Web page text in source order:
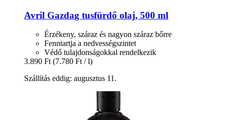
Avril Gazdag tusfürdő olaj, 500 ml
Érzékeny, száraz és nagyon száraz bőrre
Fenntartja a nedvességszintet
Védő tulajdonságokkal rendelkezik
3.890 Ft (7.780 Ft / l)
Szállítás eddig: augusztus 11.